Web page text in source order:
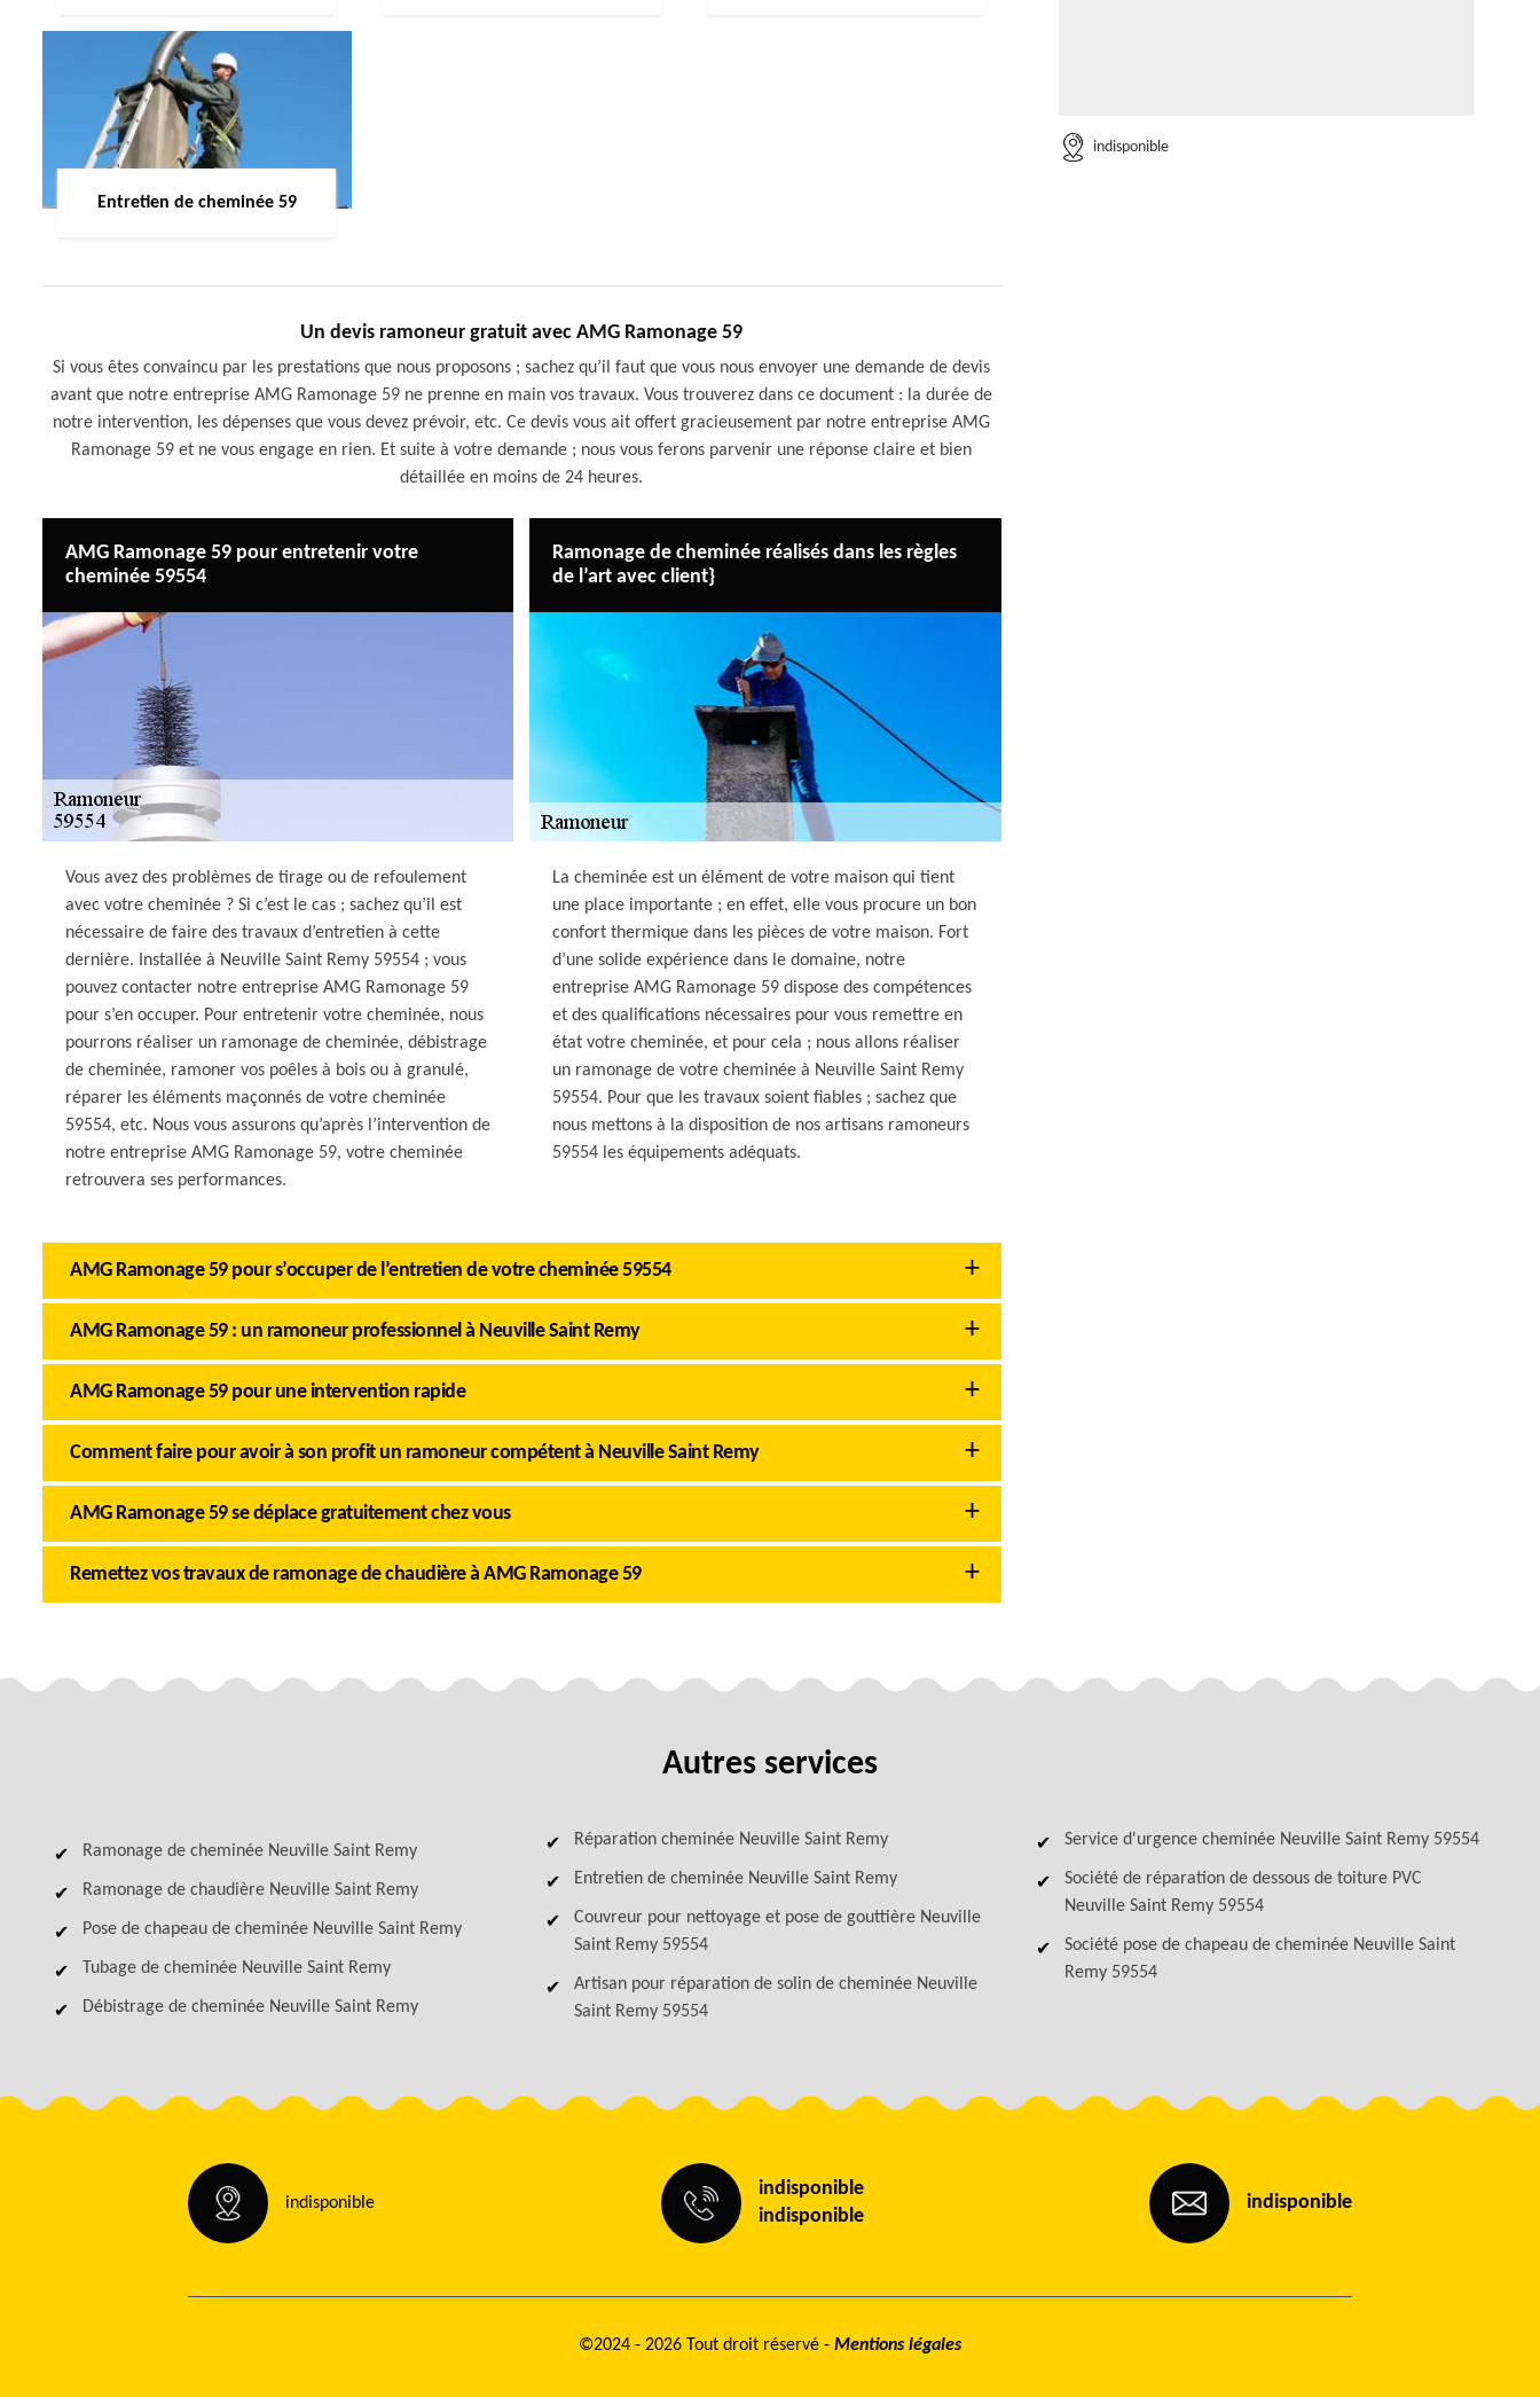
Entretien de cheminée 59
Un devis ramoneur gratuit avec AMG Ramonage 59
Si vous êtes convaincu par les prestations que nous proposons ; sachez qu’il faut que vous nous envoyer une demande de devis
avant que notre entreprise AMG Ramonage 59 ne prenne en main vos travaux. Vous trouverez dans ce document : la durée de
notre intervention, les dépenses que vous devez prévoir, etc. Ce devis vous ait offert gracieusement par notre entreprise AMG
Ramonage 59 et ne vous engage en rien. Et suite à votre demande ; nous vous ferons parvenir une réponse claire et bien
détaillée en moins de 24 heures.
AMG Ramonage 59 pour entretenir votre
cheminée 59554
Vous avez des problèmes de tirage ou de refoulement
avec votre cheminée ? Si c’est le cas ; sachez qu’il est
nécessaire de faire des travaux d’entretien à cette
dernière. Installée à Neuville Saint Remy 59554 ; vous
pouvez contacter notre entreprise AMG Ramonage 59
pour s’en occuper. Pour entretenir votre cheminée, nous
pourrons réaliser un ramonage de cheminée, débistrage
de cheminée, ramoner vos poêles à bois ou à granulé,
réparer les éléments maçonnés de votre cheminée
59554, etc. Nous vous assurons qu’après l’intervention de
notre entreprise AMG Ramonage 59, votre cheminée
retrouvera ses performances.
Ramonage de cheminée réalisés dans les règles
de l’art avec client}
La cheminée est un élément de votre maison qui tient
une place importante ; en effet, elle vous procure un bon
confort thermique dans les pièces de votre maison. Fort
d’une solide expérience dans le domaine, notre
entreprise AMG Ramonage 59 dispose des compétences
et des qualifications nécessaires pour vous remettre en
état votre cheminée, et pour cela ; nous allons réaliser
un ramonage de votre cheminée à Neuville Saint Remy
59554. Pour que les travaux soient fiables ; sachez que
nous mettons à la disposition de nos artisans ramoneurs
59554 les équipements adéquats.
AMG Ramonage 59 pour s’occuper de l’entretien de votre cheminée 59554
AMG Ramonage 59 : un ramoneur professionnel à Neuville Saint Remy
AMG Ramonage 59 pour une intervention rapide
Comment faire pour avoir à son profit un ramoneur compétent à Neuville Saint Remy
AMG Ramonage 59 se déplace gratuitement chez vous
Remettez vos travaux de ramonage de chaudière à AMG Ramonage 59
indisponible
Autres services
Ramonage de cheminée Neuville Saint Remy
Ramonage de chaudière Neuville Saint Remy
Pose de chapeau de cheminée Neuville Saint Remy
Tubage de cheminée Neuville Saint Remy
Débistrage de cheminée Neuville Saint Remy
Réparation cheminée Neuville Saint Remy
Entretien de cheminée Neuville Saint Remy
Couvreur pour nettoyage et pose de gouttière Neuville
Saint Remy 59554
Artisan pour réparation de solin de cheminée Neuville
Saint Remy 59554
Service d'urgence cheminée Neuville Saint Remy 59554
Société de réparation de dessous de toiture PVC
Neuville Saint Remy 59554
Société pose de chapeau de cheminée Neuville Saint
Remy 59554
indisponible
indisponible
indisponible
indisponible
©2024 - 2026 Tout droit réservé - Mentions légales